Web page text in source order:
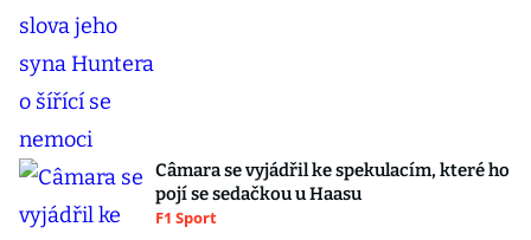
Câmara se vyjádřil ke spekulacím, které ho
pojí se sedačkou u Haasu
F1 Sport